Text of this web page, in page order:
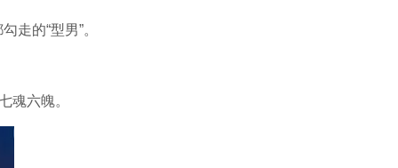
走的“型男”。
魂六魄。